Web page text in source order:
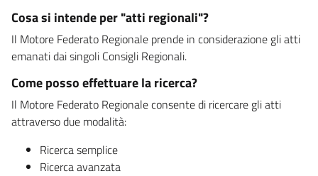
Cosa si intende per "atti regionali"?
Il Motore Federato Regionale prende in considerazione gli atti
emanati dai singoli Consigli Regionali.
Come posso effettuare la ricerca?
Il Motore Federato Regionale consente di ricercare gli atti
attraverso due modalità:
Ricerca semplice
Ricerca avanzata